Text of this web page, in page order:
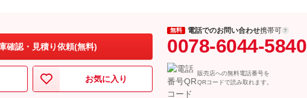
確認・見積り依頼(無料)
お気に入り
無料 電話でのお問い合わせ携帯可
0078-6044-5840
販売店への無料電話番号を
QRコードで読み取れます。